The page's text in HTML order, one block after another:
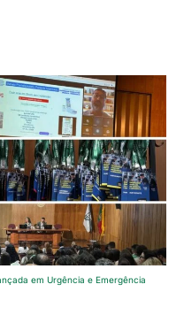
em Urgência e Emergência